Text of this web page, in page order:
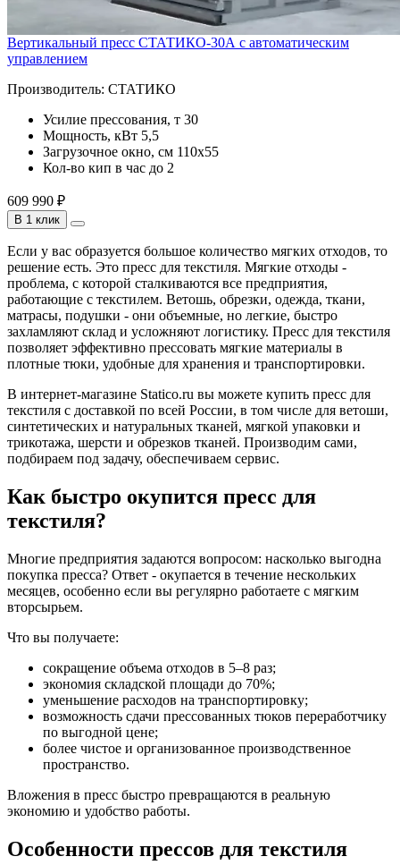
Вертикальный пресс СТАТИКО-30А с автоматическим
управлением
Производитель: СТАТИКО
Усилие прессования, т 30
Мощность, кВт 5,5
Загрузочное окно, см 110х55
Кол-во кип в час до 2
609 990 ₽
В 1 клик
Если у вас образуется большое количество мягких отходов, то
решение есть. Это пресс для текстиля. Мягкие отходы -
проблема, с которой сталкиваются все предприятия,
работающие с текстилем. Ветошь, обрезки, одежда, ткани,
матрасы, подушки - они объемные, но легкие, быстро
захламляют склад и усложняют логистику. Пресс для текстиля
позволяет эффективно прессовать мягкие материалы в
плотные тюки, удобные для хранения и транспортировки.
В интернет-магазине Statico.ru вы можете купить пресс для
текстиля с доставкой по всей России, в том числе для ветоши,
синтетических и натуральных тканей, мягкой упаковки и
трикотажа, шерсти и обрезков тканей. Производим сами,
подбираем под задачу, обеспечиваем сервис.
Как быстро окупится пресс для
текстиля?
Многие предприятия задаются вопросом: насколько выгодна
покупка пресса? Ответ - окупается в течение нескольких
месяцев, особенно если вы регулярно работаете с мягким
вторсырьем.
Что вы получаете:
сокращение объема отходов в 5–8 раз;
экономия складской площади до 70%;
уменьшение расходов на транспортировку;
возможность сдачи прессованных тюков переработчику
по выгодной цене;
более чистое и организованное производственное
пространство.
Вложения в пресс быстро превращаются в реальную
экономию и удобство работы.
Особенности прессов для текстиля